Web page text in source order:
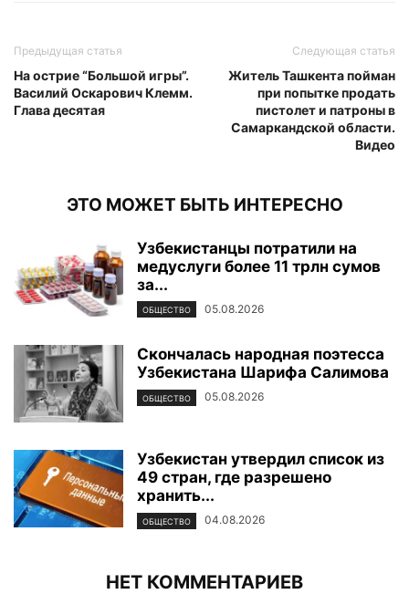
Предыдущая статья
На острие “Большой игры”.
Василий Оскарович Клемм.
Глава десятая
Следующая статья
Житель Ташкента пойман
при попытке продать
пистолет и патроны в
Самаркандской области.
Видео
ЭТО МОЖЕТ БЫТЬ ИНТЕРЕСНО
Узбекистанцы потратили на
медуслуги более 11 трлн сумов
за...
ОБЩЕСТВО 05.08.2026
Скончалась народная поэтесса
Узбекистана Шарифа Салимова
ОБЩЕСТВО 05.08.2026
Узбекистан утвердил список из
49 стран, где разрешено
хранить...
ОБЩЕСТВО 04.08.2026
НЕТ КОММЕНТАРИЕВ